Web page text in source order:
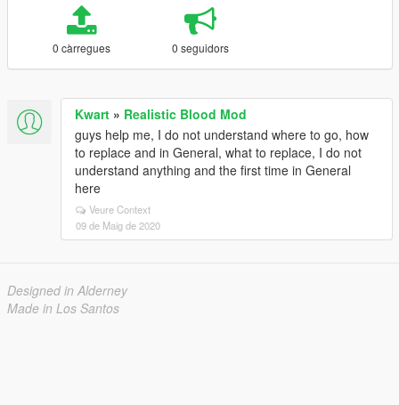
0 càrregues 0 seguidors
Kwart » Realistic Blood Mod
guys help me, I do not understand where to go, how
to replace and in General, what to replace, I do not
understand anything and the first time in General
here
Veure Context
09 de Maig de 2020
Designed in Alderney
Made in Los Santos